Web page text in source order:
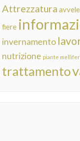
Attrezzatura
fiere
invernamento
nutrizione piante
trattamento